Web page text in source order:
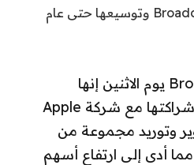
الاحتفاظ بشراكتها مع Broadcom وتوسيعها حتى عام
قالت شركة Broadcom يوم الاثنين إنها
وافقت على توسيع شراكتها مع شركة Apple
2031 لتطوير وتوريد مجموعة من
أدى إلى ارتفاع أسهم